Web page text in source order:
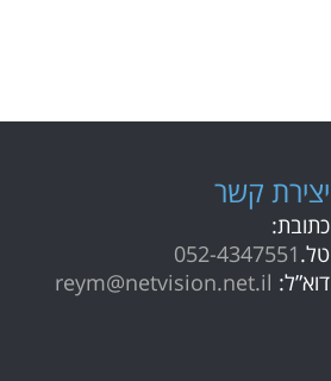
יצירת קשר
כתובת:
טל.052-4347551
דוא”ל: reym@netvision.net.il